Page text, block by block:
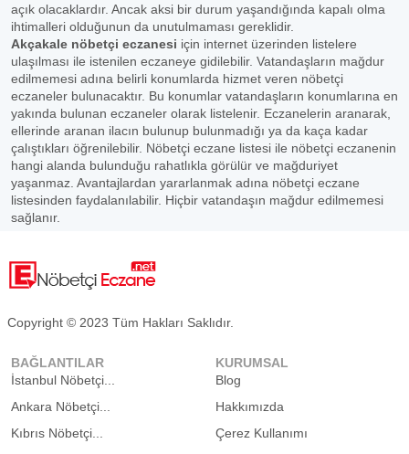
açık olacaklardır. Ancak aksi bir durum yaşandığında kapalı olma
ihtimalleri olduğunun da unutulmaması gereklidir.
Akçakale nöbetçi eczanesi için internet üzerinden listelere
ulaşılması ile istenilen eczaneye gidilebilir. Vatandaşların mağdur
edilmemesi adına belirli konumlarda hizmet veren nöbetçi
eczaneler bulunacaktır. Bu konumlar vatandaşların konumlarına en
yakında bulunan eczaneler olarak listelenir. Eczanelerin aranarak,
ellerinde aranan ilacın bulunup bulunmadığı ya da kaça kadar
çalıştıkları öğrenilebilir. Nöbetçi eczane listesi ile nöbetçi eczanenin
hangi alanda bulunduğu rahatlıkla görülür ve mağduriyet
yaşanmaz. Avantajlardan yararlanmak adına nöbetçi eczane
listesinden faydalanılabilir. Hiçbir vatandaşın mağdur edilmemesi
sağlanır.
Copyright © 2023 Tüm Hakları Saklıdır.
BAĞLANTILAR
İstanbul Nöbetçi...
Ankara Nöbetçi...
Kıbrıs Nöbetçi...
KURUMSAL
Blog
Hakkımızda
Çerez Kullanımı